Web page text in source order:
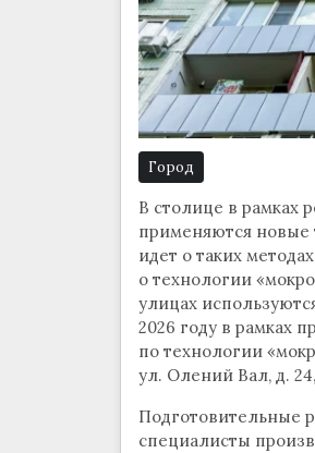
Город
В столице в рамках
применяются новые
идет о таких
о технологии
улицах
2026 году в рамках
по технологии
ул. Олений Вал, д.
Подготовительные
специалисты